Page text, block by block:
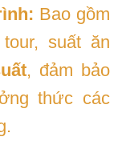
Bao gồm
suất ăn
, đảm bảo
thức các